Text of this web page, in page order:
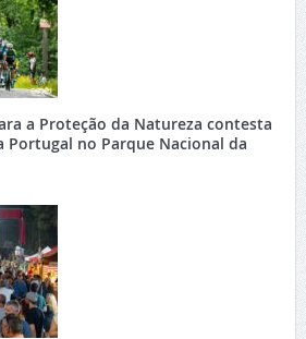
a Proteção da Natureza contesta
Portugal no Parque Nacional da